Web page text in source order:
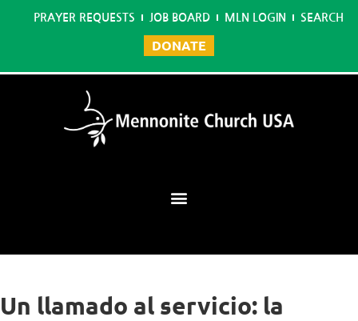
PRAYER REQUESTS JOB BOARD MLN LOGIN SEARCH
DONATE
Un llamado al servicio: la